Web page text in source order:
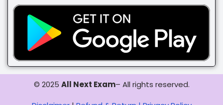
© 2025 All Next Exam– All rights reserved.